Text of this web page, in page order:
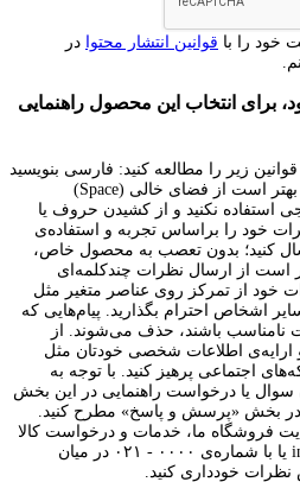
خود را با قوانین انتشار محتوا در
برای انتخاب این محصول راهنمایی
زیر را مطالعه کنید: فارسی بنویسید
و از کیبورد فارسی استفاده کنید. بهتر است از فضای خالی (Space)
استفاده نکنید و از کشیدن حروف یا
خود را براساس تجربه و استفاده‌ی
کنید؛ بدون تعصب به محصول خاص،
است از ارسال نظرات چندکلمه‌‌ای
خود از تمرکز روی عناصر متغیر مثل
اشخاص احترام بگذارید. پیام‌هایی که
نامناسب باشند، حذف می‌شوند. از
ارایه‌ی اطلاعات شخصی خودتان مثل
اجتماعی پرهیز کنید. با توجه به
یا درخواست راهنمایی در این بخش
در بخش «پرسش و پاسخ» مطرح کنید.
فروشگاه ما، خدمات و درخواست کالا
را با ایمیل info@yourdomain.com یا با شماره‌ی ۰۰۰۰ - ۰۲۱ در میان
خودداری کنید.